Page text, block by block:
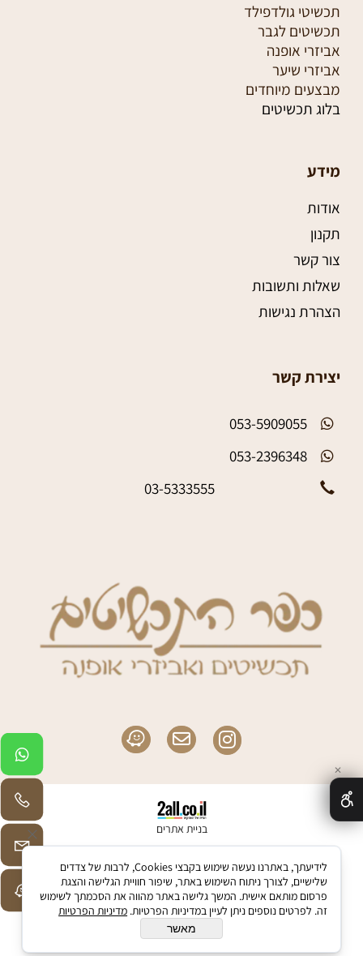
תכשיטי גולדפילד
תכשיטים לגבר
אביזרי אופנה
אביזרי שיער
מבצעים מיוחדים
בלוג תכשיטים
מידע
אודות
תקנון
צור קשר
שאלות ותשובות
הצהרת נגישות
יצירת קשר
053-5909055
053-2396348
03-5333555
בניית אתרים
✕
לידיעתך, באתרנו נעשה שימוש בקבצי Cookies, לרבות של צדדים
שלישיים, לצורך ניתוח השימוש באתר, שיפור חוויית הגלישה והצגת
פרסום מותאם אישית. המשך גלישה באתר מהווה את הסכמתך לשימוש
זה. לפרטים נוספים ניתן לעיין במדיניות הפרטיות. מדיניות הפרטיות
מאשר